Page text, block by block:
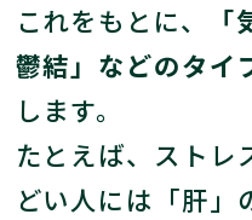
これをもとに、
鬱結」などのタイ
します。
たとえば、ストレ
どい人には「肝」